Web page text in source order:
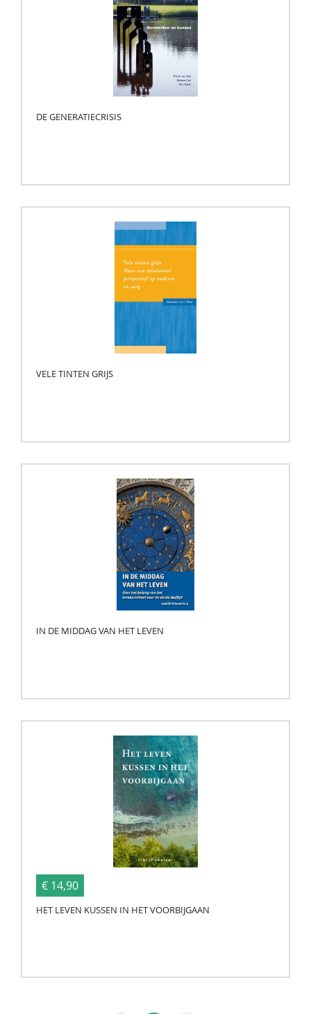
DE GENERATIECRISIS
VELE TINTEN GRIJS
IN DE MIDDAG VAN HET LEVEN
€ 14,90
HET LEVEN KUSSEN IN HET VOORBIJGAAN